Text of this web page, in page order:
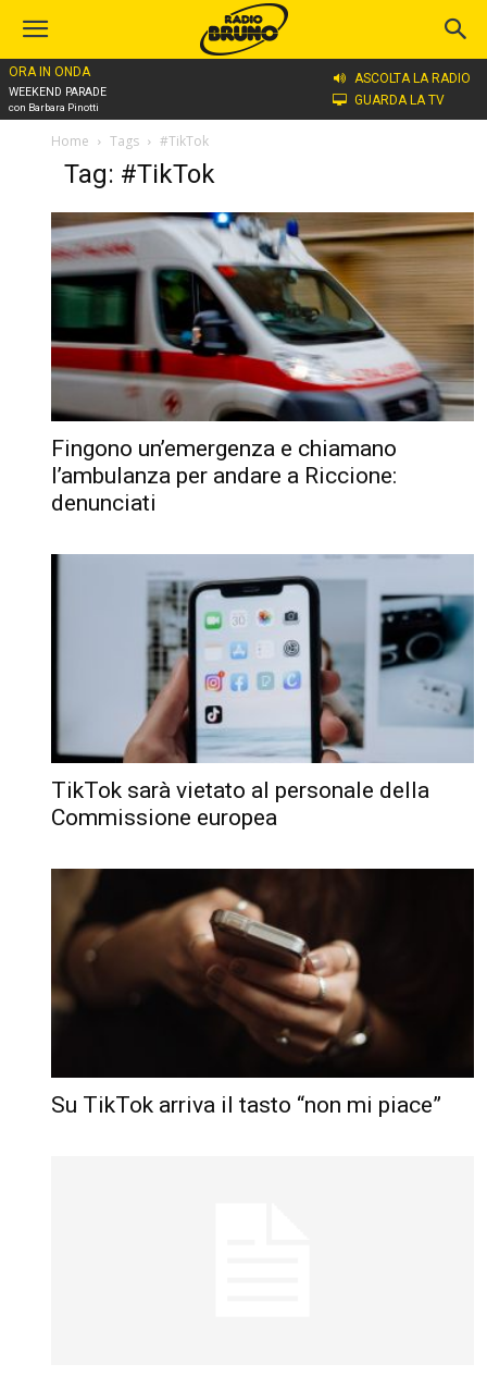
ORA IN ONDA
WEEKEND PARADE
con Barbara Pinotti
ASCOLTA LA RADIO
GUARDA LA TV
Home Tags #TikTok
Tag: #TikTok
Fingono un’emergenza e chiamano
l’ambulanza per andare a Riccione:
denunciati
TikTok sarà vietato al personale della
Commissione europea
Su TikTok arriva il tasto “non mi piace”